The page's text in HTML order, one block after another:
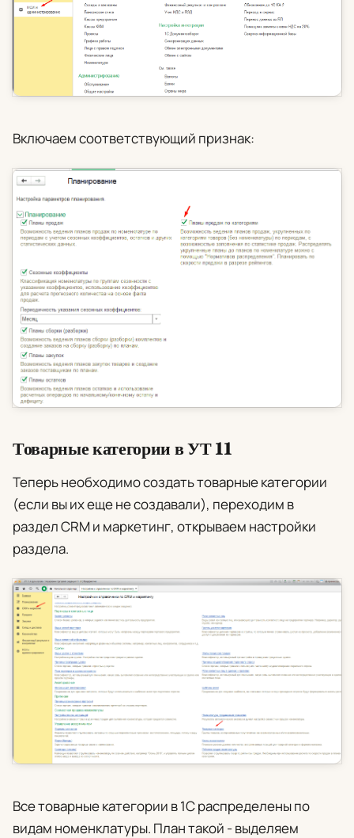
Включаем соответствующий признак:
Товарные категории в УТ 11
Теперь необходимо создать товарные категории
(если вы их еще не создавали), переходим в
разделCRM и маркетинг, открываем настройки
раздела.
Все товарные категории в 1С распределены по
видам номенклатуры. План такой - выделяем